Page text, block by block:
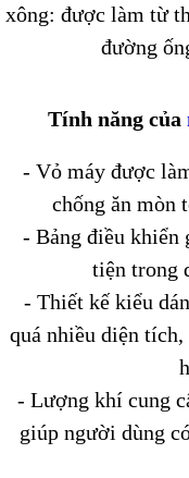
xông: được làm từ
đường
Tính năng của
- Vỏ máy được
chống ăn mòn
- Bảng điều khiển
tiện trong
- Thiết kế kiểu
quá nhiều diện
- Lượng khí cung
giúp người dùng